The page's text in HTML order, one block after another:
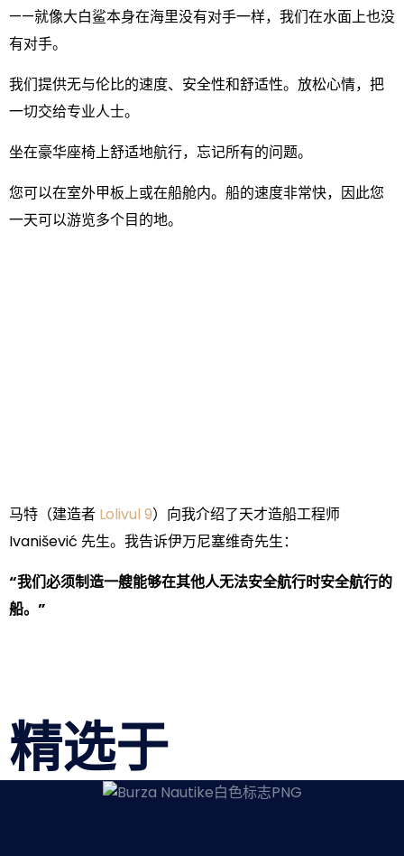
——就像大白鲨本身在海里没有对手一样，我们在水面上也没
有对手。
我们提供无与伦比的速度、安全性和舒适性。放松心情，把
一切交给专业人士。
坐在豪华座椅上舒适地航行，忘记所有的问题。
您可以在室外甲板上或在船舱内。船的速度非常快，因此您
一天可以游览多个目的地。
马特（建造者 Lolivul 9）向我介绍了天才造船工程师
Ivanišević 先生。我告诉伊万尼塞维奇先生：
“我们必须制造一艘能够在其他人无法安全航行时安全航行的
船。”
精选于